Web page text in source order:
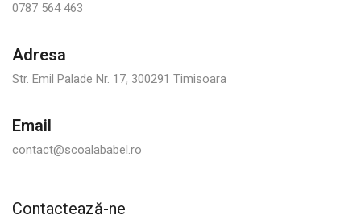
0787 564 463
Adresa
Str. Emil Palade Nr. 17, 300291 Timisoara
Email
contact@scoalababel.ro
Contactează-ne